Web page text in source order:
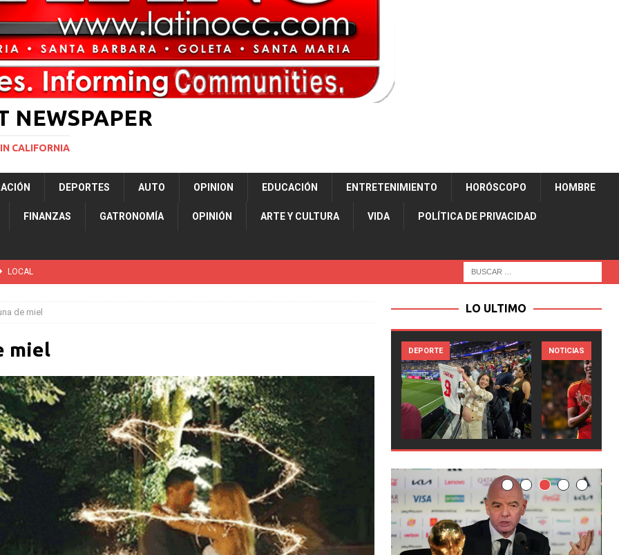
NEWSPAPER
CALIFORNIA
DEPORTES AUTO OPINION EDUCACIÓN ENTRETENIMIENTO HORÓSCOPO HOMBRE
FINANZAS GATRONOMÍA OPINIÓN ARTE Y CULTURA VIDA POLÍTICA DE PRIVACIDAD
LOCAL
Brasil 1 – Colombia 1
a ley de Texas que permite a la policía detener a migrantes
desatará la mayor nevada en lo que va del año en California
INTERNACIONAL
INTERNACIONAL
de miel
miel
LO ULTIMO
MUNDIAL / WC 2026 NOTICIAS